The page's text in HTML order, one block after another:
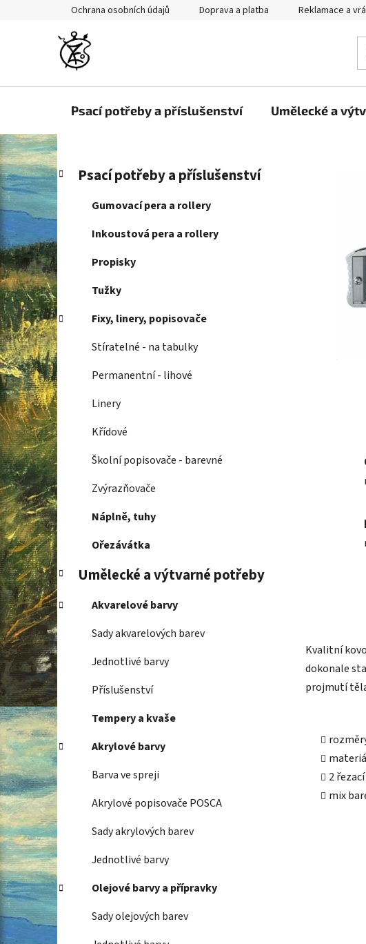
Ochrana osobních údajů Doprava a platba Reklamace a
Psací potřeby a příslušenství Umělecké a
P
o
s
t
r
a
n
n
í
p
a
n
e
l
Přeskočit
kategorie
K
a
t
e
o
r
i
e
Psací potřeby a příslušenství
Gumovací pera a rollery
Inkoustová pera a rollery
Propisky
Tužky
Fixy, linery, popisovače
Stíratelné - na tabulky
Permanentní - lihové
Linery
Křídové
Školní popisovače - barevné
Zvýrazňovače
Náplně, tuhy
Ořezávátka
Umělecké a výtvarné potřeby
Akvarelové barvy
Sady akvarelových barev
Jednotlivé barvy
Příslušenství
Tempery a kvaše
Akrylové barvy
Barva ve spreji
Akrylové popisovače POSCA
Sady akrylových barev
Jednotlivé barvy
Olejové barvy a přípravky
Sady olejových barev
Kvalitní
dokonale
projmutí
2
mix